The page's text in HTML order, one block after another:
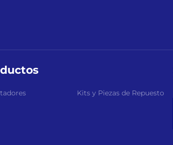
Kits y Piezas de Repuesto